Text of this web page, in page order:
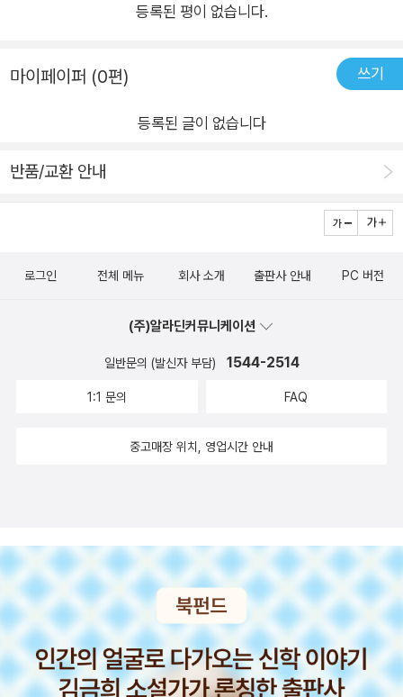
등록된 평이 없습니다.
마이페이퍼 (0편) 쓰기
등록된 글이 없습니다
반품/교환 안내
로그인 전체 메뉴 회사 소개 출판사 안내 PC 버전
(주)알라딘커뮤니케이션
일반문의 (발신자 부담) 1544-2514
1:1 문의 FAQ
중고매장 위치, 영업시간 안내